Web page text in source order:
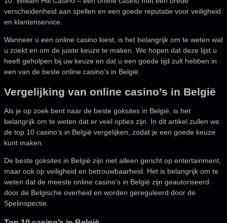
verscheidenheid aan spellen en een goede reputatie voor veiligheid
en klantenservice.
Wanneer u een online casino kiest, is het belangrijk om te weten wat
u zoekt en om de juiste keuze te maken. We hopen dat deze lijst u
heeft geholpen bij uw keuze en dat u een goede tijd zult hebben in
een van de beste online casino’s in België.
Vergelijking van online casino’s in België
Als je op zoek bent naar de beste goksites in België, is het
belangrijk om te weten dat er veel opties zijn. In dit artikel zullen we
de top 10 casino’s in België vergelijken, zodat je een goede keuze
kunt maken.
De beste goksites in België zijn niet alleen gericht op entertainment,
maar ook op veiligheid en betrouwbaarheid. Het is belangrijk om te
weten dat de meeste online casino’s in België zijn geautoriseerd
door de Belgische overheid en worden gereguleerd door de
Spelinspectie.